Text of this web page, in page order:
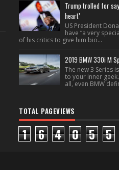
Trump trolled for
heart’
US President
have “a very
of his critics to give him bio...
2019 BMW 330i M
The new 3 Series
to your inner
all, even BMW
TOTAL PAGEVIEWS
1 6 4 0 5 5